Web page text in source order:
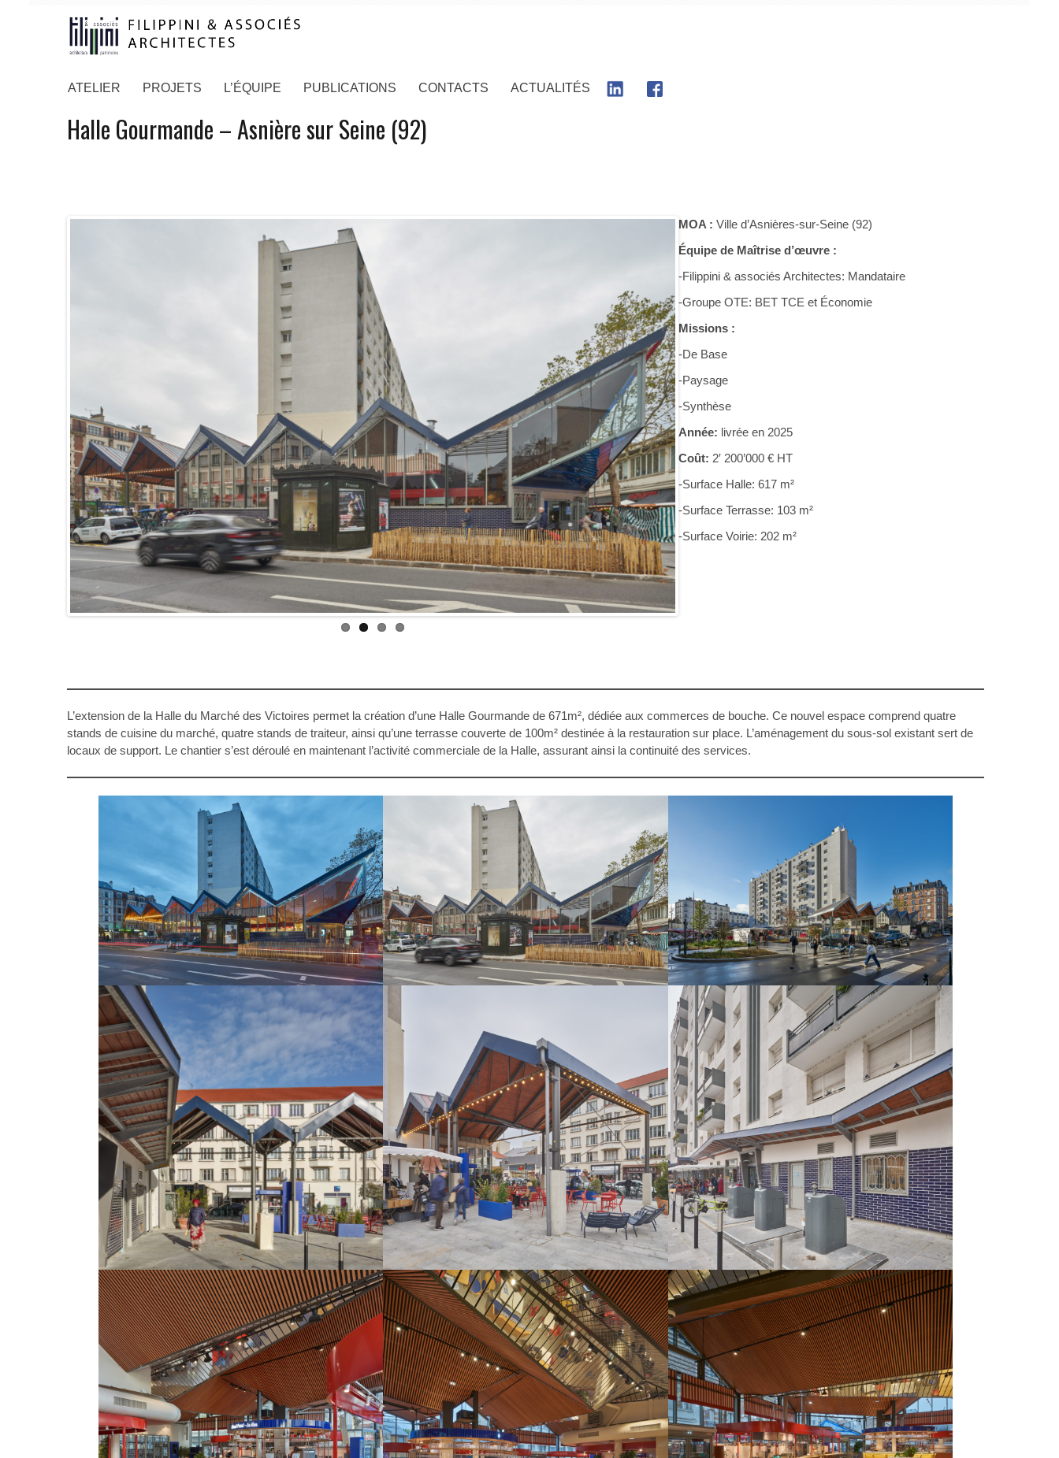
ATELIER PROJETS L’ÉQUIPE PUBLICATIONS CONTACTS ACTUALITÉS
Halle Gourmande – Asnière sur Seine (92)
MOA : Ville d’Asnières-sur-Seine (92)
Équipe de Maîtrise d’œuvre :
-Filippini & associés Architectes: Mandataire
-Groupe OTE: BET TCE et Économie
Missions :
-De Base
-Paysage
-Synthèse
Année: livrée en 2025
Coût: 2′ 200’000 € HT
-Surface Halle: 617 m²
-Surface Terrasse: 103 m²
-Surface Voirie: 202 m²
L’extension de la Halle du Marché des Victoires permet la création d’une Halle Gourmande de 671m², dédiée aux commerces de bouche. Ce nouvel espace comprend quatre
stands de cuisine du marché, quatre stands de traiteur, ainsi qu’une terrasse couverte de 100m² destinée à la restauration sur place. L’aménagement du sous-sol existant sert de
locaux de support. Le chantier s’est déroulé en maintenant l’activité commerciale de la Halle, assurant ainsi la continuité des services.